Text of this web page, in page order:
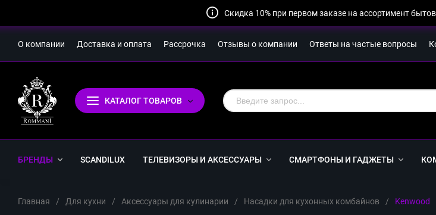
Скидка 10% при первом заказе на ассортимент
О компании Доставка и оплата Рассрочка Отзывы о компании Ответы на частые вопросы
КАТАЛОГ ТОВАРОВ
БРЕНДЫ SCANDILUX ТЕЛЕВИЗОРЫ И АКСЕССУАРЫ СМАРТФОНЫ И ГАДЖЕТЫ
Главная / Для кухни / Аксессуары для кулинарии / Насадки для кухонных комбайнов / Kenwood